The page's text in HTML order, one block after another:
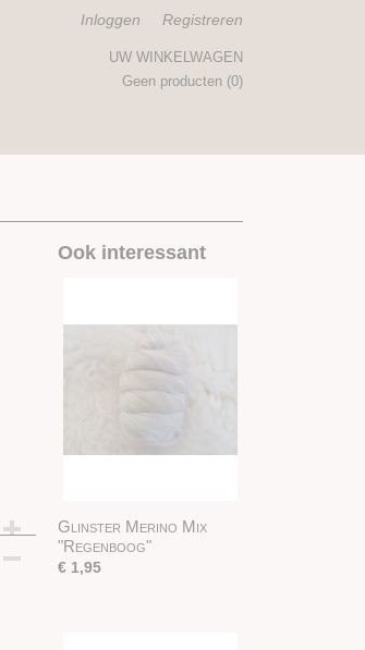
Inloggen Registreren
UW WINKELWAGEN
Geen producten (0)
Ook interessant
Glinster Merino Mix
"Regenboog"
€ 1,95